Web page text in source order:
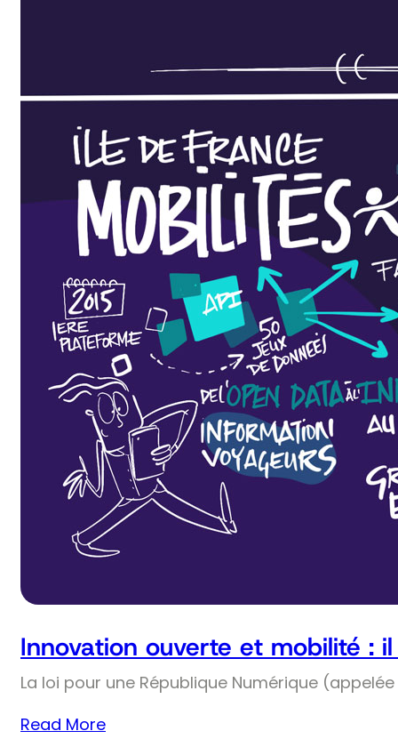
Innovation ouverte et mobilité :
La loi pour une République Numérique
Read More